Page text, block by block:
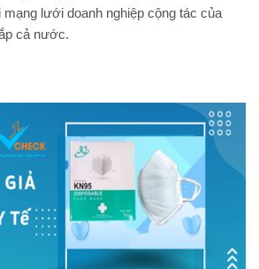
lưới doanh nghiệp cộng tác của
cả nước.